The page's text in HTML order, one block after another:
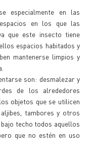
especialmente en las
en los que las
que este insecto tiene
espacios habitados y
mantenerse limpios y
son: desmalezar y
de los alrededores
objetos que se utilicen
tambores y otros
techo todos aquellos
que no estén en uso